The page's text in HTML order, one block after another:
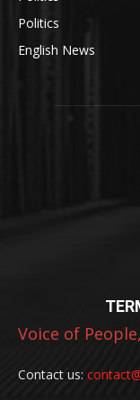
Politics
English News
Voice of
Contact us: